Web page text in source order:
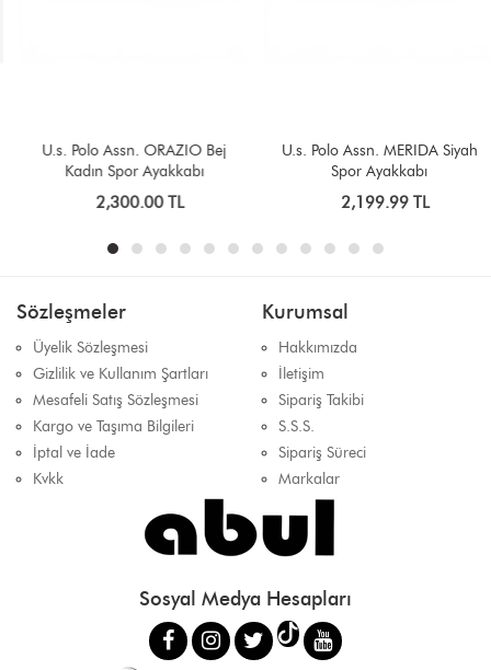
U.s. Polo Assn. ORAZIO Bej
Kadın Spor Ayakkabı
2,300.00 TL
U.s. Polo Assn. MERIDA Siyah
Spor Ayakkabı
2,199.99 TL
Sözleşmeler
Üyelik Sözleşmesi
Gizlilik ve Kullanım Şartları
Mesafeli Satış Sözleşmesi
Kargo ve Taşıma Bilgileri
İptal ve İade
Kvkk
Kurumsal
Hakkımızda
İletişim
Sipariş Takibi
S.S.S.
Sipariş Süreci
Markalar
Sosyal Medya Hesapları